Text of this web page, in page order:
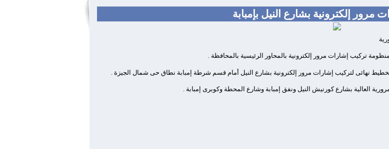
مرور إلكترونية بشارع النيل بإمبابة
تركيب إشارات مرور إلكترونية بالمحاور الرئيسية بالمحافظة .
نهائى لتركيب إشارات مرور إلكترونية بشارع النيل أمام قسم شرطة إمبابة نطاق حى شمال الجيزة .
العالية بشارع كورنيش النيل ونفق إمبابة وشارع المحطة وكوبرى إمبابة .